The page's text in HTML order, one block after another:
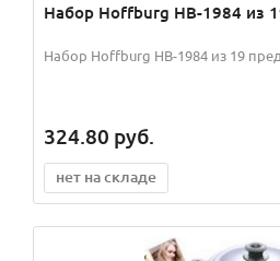
Набор Hoffburg HB-1984 из
Набор Hoffburg HB-1984 из 19
324.80 руб.
нет на складе